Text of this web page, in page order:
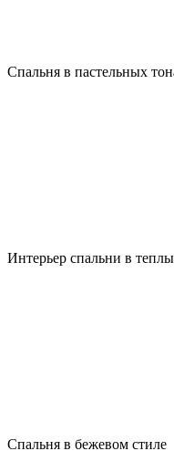
Спальня в пастельных
Интерьер спальни в
Спальня в бежевом стиле